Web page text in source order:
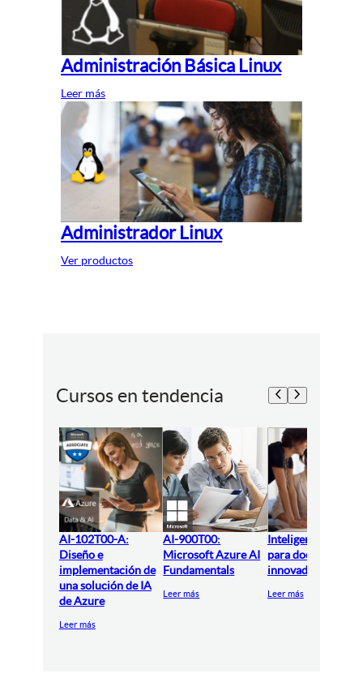
Administración Básica Linux
Leer más
Administrador Linux
Ver productos
Cursos en tendencia
AI-102T00-A:
Diseño e
implementación de
una solución de IA
de Azure
Leer más
AI-900T00:
Microsoft Azure AI
Fundamentals
Leer más
Inteligencia
para docentes
innovadores
Leer más